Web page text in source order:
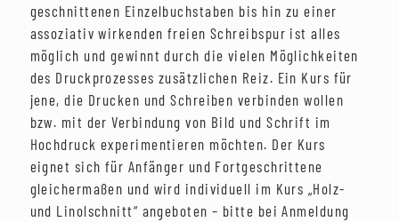
geschnittenen Einzelbuchstaben bis hin zu einer
assoziativ wirkenden freien Schreibspur ist alles
möglich und gewinnt durch die vielen Möglichkeiten
des Druckprozesses zusätzlichen Reiz. Ein Kurs für
jene, die Drucken und Schreiben verbinden wollen
bzw. mit der Verbindung von Bild und Schrift im
Hochdruck experimentieren möchten. Der Kurs
eignet sich für Anfänger und Fortgeschrittene
gleichermaßen und wird individuell im Kurs „Holz-
und Linolschnitt“ angeboten – bitte bei Anmeldung